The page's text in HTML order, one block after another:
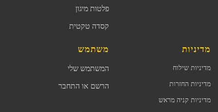
פלטות מיגון
קסדה טקטית
מדיניות
מדיניות שילוח
מדיניות החזרות
מדיניות קניה מראש
משתמש
המשתמש שלי
הרשם או התחבר